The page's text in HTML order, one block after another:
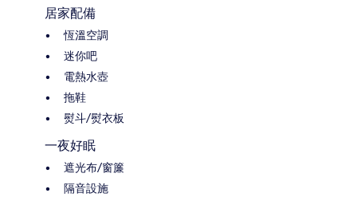
居家配備
恆溫空調
迷你吧
電熱水壺
拖鞋
熨斗/熨衣板
一夜好眠
遮光布/窗簾
隔音設施